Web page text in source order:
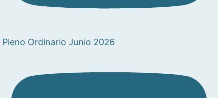
Pleno Ordinario Junio 2026